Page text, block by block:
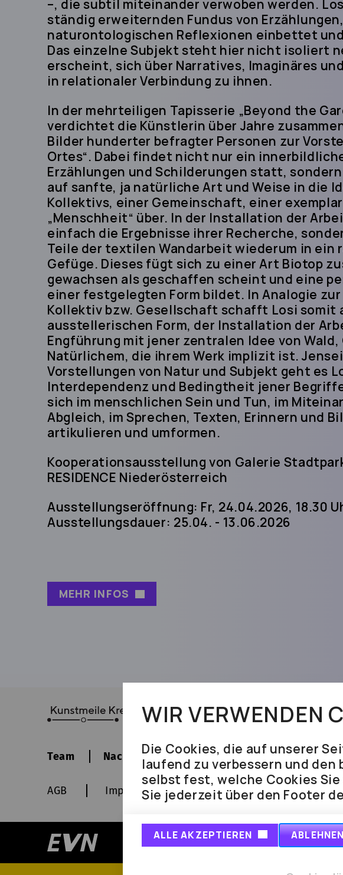
WIR VERWENDEN
Die Cookies, die auf unserer
laufend zu verbessern und
selbst fest, welche Cookies
Sie jederzeit über den Footer
ALLE AKZEPTIEREN
–, die subtil miteinander verwoben werden.
ständig erweiternden Fundus von
naturontologischen Reflexionen einbettet
Das einzelne Subjekt steht hier nicht isoliert
erscheint, sich über Narratives, Imaginäres
in relationaler Verbindung zu ihnen.
In der mehrteiligen Tapisserie „Beyond the
verdichtet die Künstlerin über Jahre
Bilder hunderter befragter Personen zur
Ortes“. Dabei findet nicht nur ein
Erzählungen und Schilderungen statt,
auf sanfte, ja natürliche Art und Weise in die
Kollektivs, einer Gemeinschaft, einer
„Menschheit“ über. In der Installation der
einfach die Ergebnisse ihrer Recherche,
Teile der textilen Wandarbeit wiederum in
Gefüge. Dieses fügt sich zu einer Art Biotop
gewachsen als geschaffen scheint und eine
einer festgelegten Form bildet. In Analogie
Kollektiv bzw. Gesellschaft schafft Losi somit
ausstellerischen Form, der Installation der
Engführung mit jener zentralen Idee von Wald,
Natürlichem, die ihrem Werk implizit ist.
Vorstellungen von Natur und Subjekt geht es
Interdependenz und Bedingtheit jener
sich im menschlichen Sein und Tun, im
Abgleich, im Sprechen, Texten, Erinnern und
artikulieren und umformen.
Kooperationsausstellung von Galerie Stadtpark
RESIDENCE Niederösterreich
Ausstellungseröffnung: Fr, 24.04.2026, 18.30
Ausstellungsdauer: 25.04. - 13.06.2026
MEHR INFOS
Team Nachhaltigkeit Kontakt Jobs
AGB Impressum Datenschutz